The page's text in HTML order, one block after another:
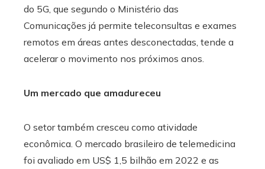
do 5G, que segundo o Ministério das
Comunicações já permite teleconsultas e exames
remotos em áreas antes desconectadas, tende a
acelerar o movimento nos próximos anos.
Um mercado que amadureceu
O setor também cresceu como atividade
econômica. O mercado brasileiro de telemedicina
foi avaliado em US$ 1,5 bilhão em 2022 e as